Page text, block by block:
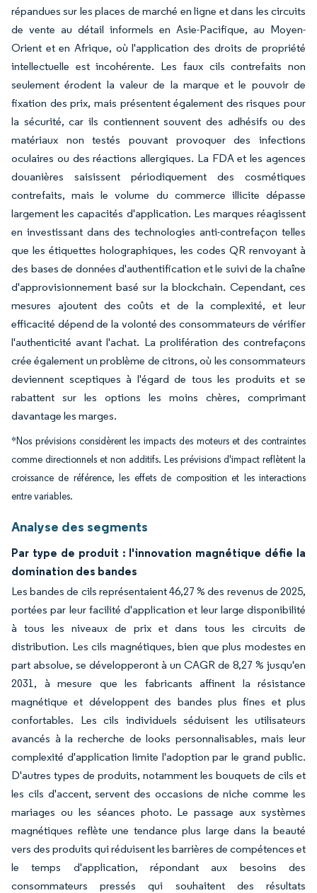
répandues sur les places de marché en ligne et dans les circuits
de vente au détail informels en Asie-Pacifique, au Moyen-
Orient et en Afrique, où l'application des droits de propriété
intellectuelle est incohérente. Les faux cils contrefaits non
seulement érodent la valeur de la marque et le pouvoir de
fixation des prix, mais présentent également des risques pour
la sécurité, car ils contiennent souvent des adhésifs ou des
matériaux non testés pouvant provoquer des infections
oculaires ou des réactions allergiques. La FDA et les agences
douanières saisissent périodiquement des cosmétiques
contrefaits, mais le volume du commerce illicite dépasse
largement les capacités d'application. Les marques réagissent
en investissant dans des technologies anti-contrefaçon telles
que les étiquettes holographiques, les codes QR renvoyant à
des bases de données d'authentification et le suivi de la chaîne
d'approvisionnement basé sur la blockchain. Cependant, ces
mesures ajoutent des coûts et de la complexité, et leur
efficacité dépend de la volonté des consommateurs de vérifier
l'authenticité avant l'achat. La prolifération des contrefaçons
crée également unproblème de citrons, où les consommateurs
deviennent sceptiques à l'égard de tous les produits et se
rabattent sur les options les moins chères, comprimant
davantage les marges.
*Nos prévisions considèrent les impacts des moteurs et des contraintes
comme directionnels et non additifs. Les prévisions d'impact reflètent la
croissance de référence, les effets de composition et les interactions
entre variables.
Analyse des segments
Par type de produit : l'innovation magnétique défie la
domination des bandes
Les bandes de cils représentaient 46,27 % des revenus de 2025,
portées par leur facilité d'application et leur large disponibilité
à tous les niveaux de prix et dans tous les circuits de
distribution. Les cils magnétiques, bien que plus modestes en
part absolue, se développeront à un CAGR de 8,27 % jusqu'en
2031, à mesure que les fabricants affinent la résistance
magnétique et développent des bandes plus fines et plus
confortables. Les cils individuels séduisent les utilisateurs
avancés à la recherche de looks personnalisables, mais leur
complexité d'application limite l'adoption par le grand public.
D'autres types de produits, notamment les bouquets de cils et
les cils d'accent, servent des occasions de niche comme les
mariages ou les séances photo. Le passage aux systèmes
magnétiques reflète une tendance plus large dans la beauté
vers des produits qui réduisent les barrières de compétences et
le temps d'application, répondant aux besoins des
consommateurs pressés qui souhaitent des résultats